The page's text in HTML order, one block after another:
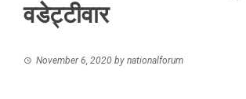
वडेट्टीवार
November 6, 2020 by nationalforum